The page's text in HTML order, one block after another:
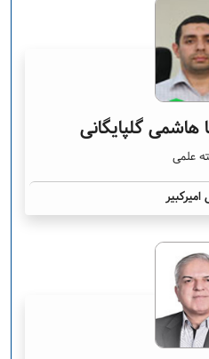
هاشمی گلپایگانی
علمی